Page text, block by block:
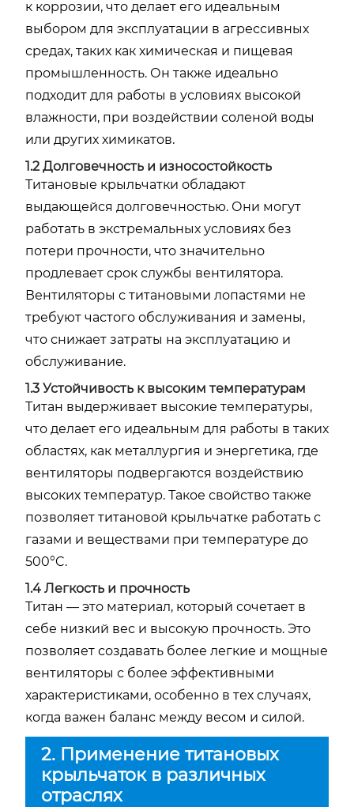
к коррозии, что делает его идеальным
выбором для эксплуатации в агрессивных
средах, таких как химическая и пищевая
промышленность. Он также идеально
подходит для работы в условиях высокой
влажности, при воздействии соленой воды
или других химикатов.
1.2 Долговечность и износостойкость
Титановые крыльчатки обладают
выдающейся долговечностью. Они могут
работать в экстремальных условиях без
потери прочности, что значительно
продлевает срок службы вентилятора.
Вентиляторы с титановыми лопастями не
требуют частого обслуживания и замены,
что снижает затраты на эксплуатацию и
обслуживание.
1.3 Устойчивость к высоким температурам
Титан выдерживает высокие температуры,
что делает его идеальным для работы в таких
областях, как металлургия и энергетика, где
вентиляторы подвергаются воздействию
высоких температур. Такое свойство также
позволяет титановой крыльчатке работать с
газами и веществами при температуре до
500°C.
1.4 Легкость и прочность
Титан — это материал, который сочетает в
себе низкий вес и высокую прочность. Это
позволяет создавать более легкие и мощные
вентиляторы с более эффективными
характеристиками, особенно в тех случаях,
когда важен баланс между весом и силой.
2. Применение титановых
крыльчаток в различных
отраслях